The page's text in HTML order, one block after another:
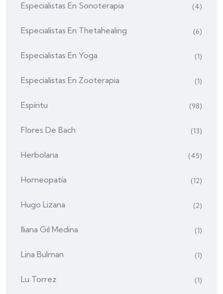
Especialistas En Sonoterapia (4)
Especialistas En Thetahealing (6)
Especialistas En Yoga (1)
Especialistas En Zooterapia (1)
Espíritu (98)
Flores De Bach (13)
Herbolaria (45)
Homeopatía (12)
Hugo Lizana (2)
Iliana Gil Medina (1)
Lina Bulman (1)
Lu Torrez (1)